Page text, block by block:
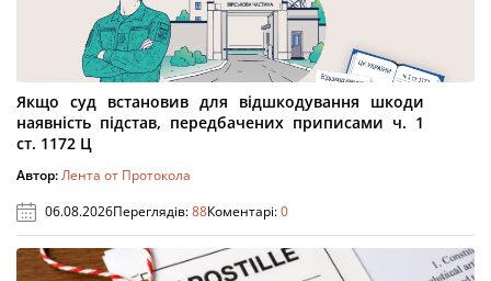
Якщо суд встановив для відшкодування шкоди
наявність підстав, передбачених приписами ч. 1
ст. 1172 Ц
Автор:Лента от Протокола
06.08.2026Переглядів:88Коментарі:0